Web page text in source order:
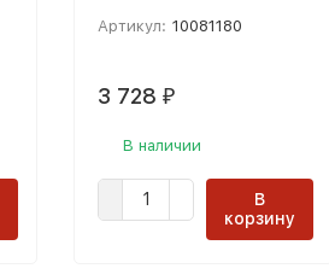
Артикул: 10081180
3 728 ₽
В наличии
В
корзину